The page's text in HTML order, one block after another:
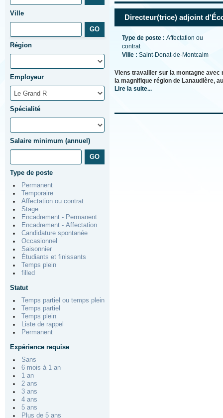
Ville
Région
Employeur
Spécialité
Salaire minimum (annuel)
Type de poste
Permanent
Temporaire
Affectation ou contrat
Stage
Encadrement - Permanent
Encadrement - Affectation
Candidature spontanée
Occasionnel
Saisonnier
Étudiants et finissants
Temps plein
filled
Statut
Temps partiel ou temps plein
Temps partiel
Temps plein
Liste de rappel
Permanent
Expérience requise
Sans
6 mois à 1 an
1 an
2 ans
3 ans
4 ans
5 ans
Plus de 5 ans
Directeur(trice) adjoint
Type de poste : Affectation ou
contrat
Ville : Saint-Donat-de-Montcalm
Viens travailler sur la montagne
la magnifique région de Lanaudière,
Lire la suite...